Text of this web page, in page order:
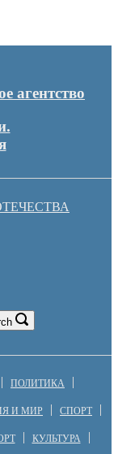
агентство
ПОЛИТИКА
И МИР СПОРТ
КУЛЬТУРА